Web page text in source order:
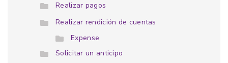
Realizar pagos
Realizar rendición de cuentas
Expense
Solicitar un anticipo